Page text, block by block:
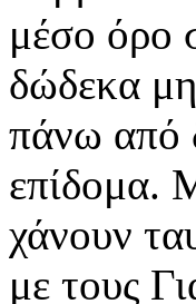
μέσο όρο
δώδεκα
πάνω από
επίδομα.
χάνουν
με τους